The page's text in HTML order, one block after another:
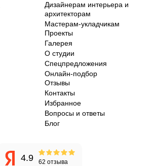
Дизайнерам интерьера и
архитекторам
Мастерам-укладчикам
Проекты
Галерея
О студии
Спецпредложения
Онлайн-подбор
Отзывы
Контакты
Избранное
Вопросы и ответы
Блог
4.9 62 отзыва